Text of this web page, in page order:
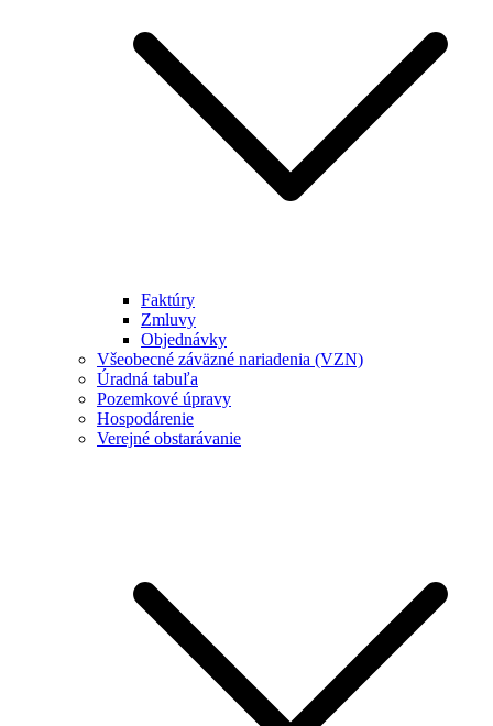
Faktúry
Zmluvy
Objednávky
Všeobecné záväzné nariadenia (VZN)
Úradná tabuľa
Pozemkové úpravy
Hospodárenie
Verejné obstarávanie